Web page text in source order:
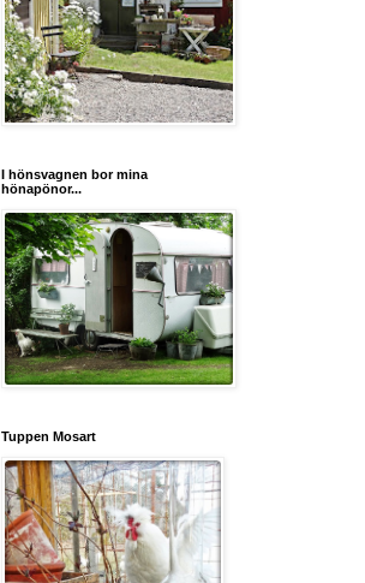
I hönsvagnen bor mina
hönapönor...
Tuppen Mosart